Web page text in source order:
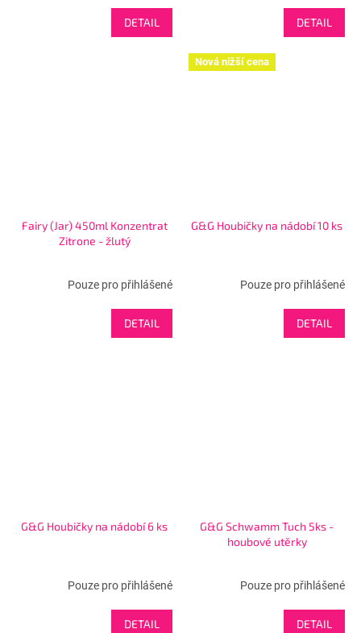
DETAIL DETAIL
Fairy (Jar) 450ml Konzentrat
Zitrone - žlutý
Pouze pro přihlášené
DETAIL
Nová nižší cena
G&G Houbičky na nádobí 10 ks
Pouze pro přihlášené
DETAIL
G&G Houbičky na nádobí 6 ks
Pouze pro přihlášené
DETAIL
G&G Schwamm Tuch 5ks -
houbové utěrky
Pouze pro přihlášené
DETAIL